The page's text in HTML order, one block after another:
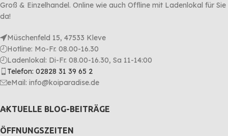
Groß & Einzelhandel. Online wie auch Offline mit Ladenlokal für Sie
da!
Müschenfeld 15, 47533 Kleve
Hotline: Mo-Fr. 08.00-16.30
Ladenlokal: Di-Fr. 08.00-16.30, Sa 11-14:00
Telefon: 02828 31 39 65 2
eMail: info@koiparadise.de
AKTUELLE BLOG-BEITRÄGE
ÖFFNUNGSZEITEN